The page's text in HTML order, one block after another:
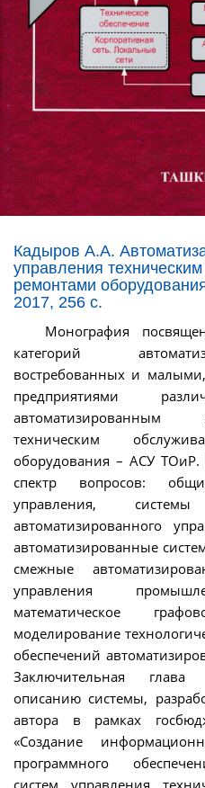
Кадыров А.А.
управления
ремонтами
2017, 256 с.
Монография
категорий
востребованных и
предприятиями
автоматизированным
техническим
оборудования – АСУ
спектр вопросов:
управления,
автоматизированного
автоматизированные
смежные
управления
математическое
моделирование
обеспечений
Заключительная
описанию системы,
автора в рамках
«Создание
программного